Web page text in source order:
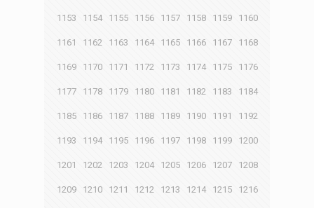
1153 1154 1155 1156 1157 1158 1159 1160
1161 1162 1163 1164 1165 1166 1167 1168
1169 1170 1171 1172 1173 1174 1175 1176
1177 1178 1179 1180 1181 1182 1183 1184
1185 1186 1187 1188 1189 1190 1191 1192
1193 1194 1195 1196 1197 1198 1199 1200
1201 1202 1203 1204 1205 1206 1207 1208
1209 1210 1211 1212 1213 1214 1215 1216